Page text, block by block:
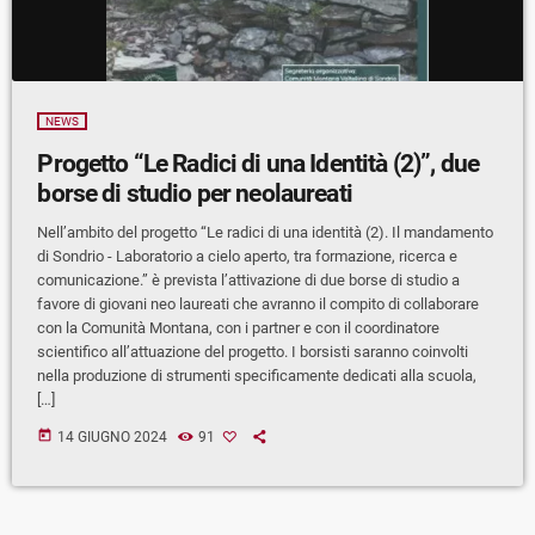
NEWS
Progetto “Le Radici di una Identità (2)”, due
borse di studio per neolaureati
Nell’ambito del progetto “Le radici di una identità (2). Il mandamento
di Sondrio - Laboratorio a cielo aperto, tra formazione, ricerca e
comunicazione.” è prevista l’attivazione di due borse di studio a
favore di giovani neo laureati che avranno il compito di collaborare
con la Comunità Montana, con i partner e con il coordinatore
scientifico all’attuazione del progetto. I borsisti saranno coinvolti
nella produzione di strumenti specificamente dedicati alla scuola,
[…]
today 14 GIUGNO 2024 91